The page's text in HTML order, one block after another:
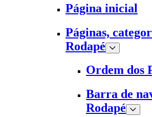
Página inicial
Páginas,
Rodapé
Ordem dos
Barra de
Rodapé